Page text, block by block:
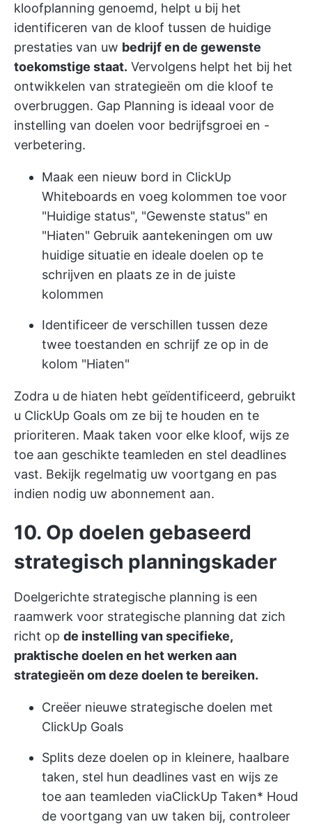
kloofplanning genoemd, helpt u bij het
identificeren van de kloof tussen de huidige
prestaties van uw bedrijf en de gewenste
toekomstige staat. Vervolgens helpt het bij het
ontwikkelen van strategieën om die kloof te
overbruggen. Gap Planning is ideaal voor de
instelling van doelen voor bedrijfsgroei en -
verbetering.
Maak een nieuw bord in ClickUp
Whiteboards en voeg kolommen toe voor
"Huidige status", "Gewenste status" en
"Hiaten" Gebruik aantekeningen om uw
huidige situatie en ideale doelen op te
schrijven en plaats ze in de juiste
kolommen
Identificeer de verschillen tussen deze
twee toestanden en schrijf ze op in de
kolom "Hiaten"
Zodra u de hiaten hebt geïdentificeerd, gebruikt
u ClickUp Goals om ze bij te houden en te
prioriteren. Maak taken voor elke kloof, wijs ze
toe aan geschikte teamleden en stel deadlines
vast. Bekijk regelmatig uw voortgang en pas
indien nodig uw abonnement aan.
10. Op doelen gebaseerd
strategisch planningskader
Doelgerichte strategische planning is een
raamwerk voor strategische planning dat zich
richt op de instelling van specifieke,
praktische doelen en het werken aan
strategieën om deze doelen te bereiken.
Creëer nieuwe strategische doelen met
ClickUp Goals
Splits deze doelen op in kleinere, haalbare
taken, stel hun deadlines vast en wijs ze
toe aan teamleden viaClickUp Taken* Houd
de voortgang van uw taken bij, controleer